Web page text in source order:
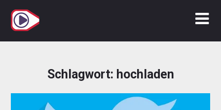
Inhalt
springen
Schlagwort: hochladen